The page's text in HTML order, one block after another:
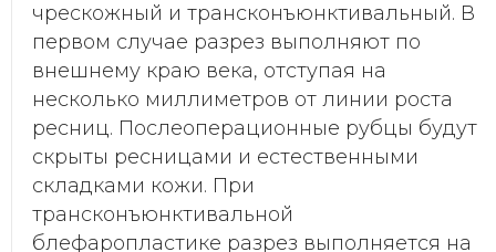
чрескожный и трансконъюнктивальный. В
первом случае разрез выполняют по
внешнему краю века, отступая на
несколько миллиметров от линии роста
ресниц. Послеоперационные рубцы будут
скрыты ресницами и естественными
складками кожи. При
трансконъюнктивальной
блефаропластике разрез выполняется на